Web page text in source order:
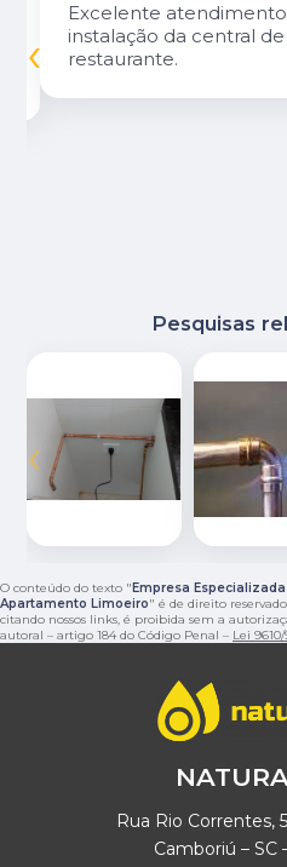
Excelente
instalação da central
restaurante.
‹
Pesquisas
‹
O conteúdo do texto " Empresa
Apartamento Limoeiro" é de direito
citando nossos links, é proibida sem a
autoral – artigo 184 do Código Penal – Lei
Rua Rio Correntes,
Camboriú – SC